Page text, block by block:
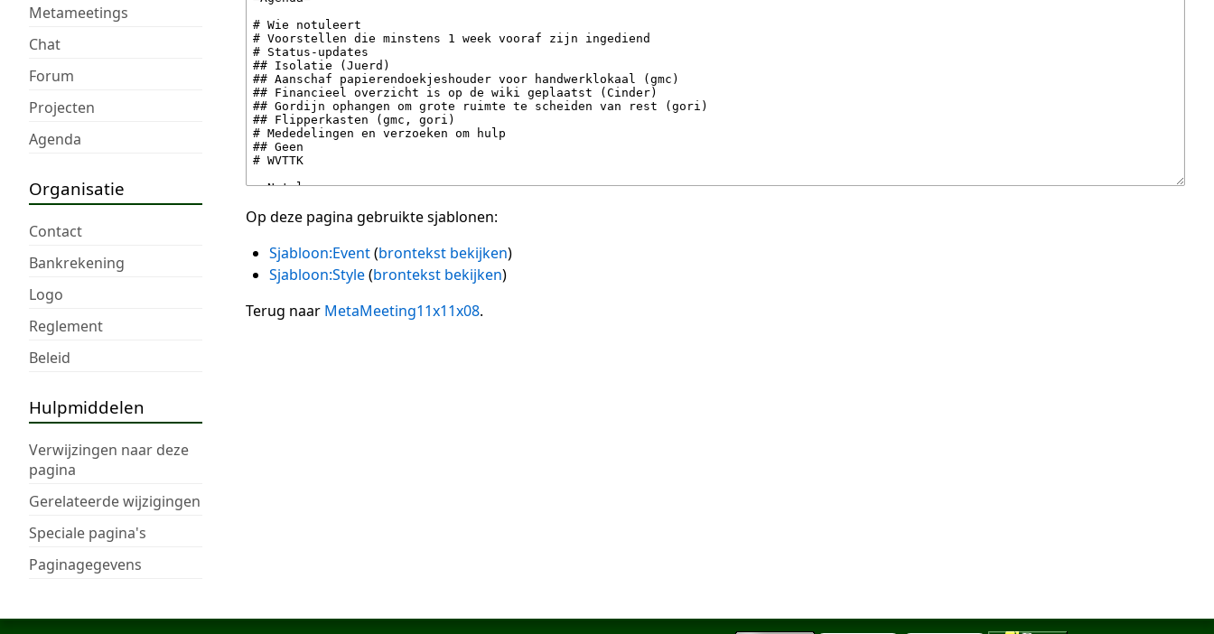
Metameetings
Chat
Forum
Projecten
Agenda
Organisatie
Contact
Bankrekening
Logo
Reglement
Beleid
Hulpmiddelen
Verwijzingen naar deze
pagina
Gerelateerde wijzigingen
Speciale pagina's
Paginagegevens
Op deze pagina gebruikte sjablonen:
Sjabloon:Event(brontekst bekijken)
Sjabloon:Style(brontekst bekijken)
Terug naar MetaMeeting11x11x08.